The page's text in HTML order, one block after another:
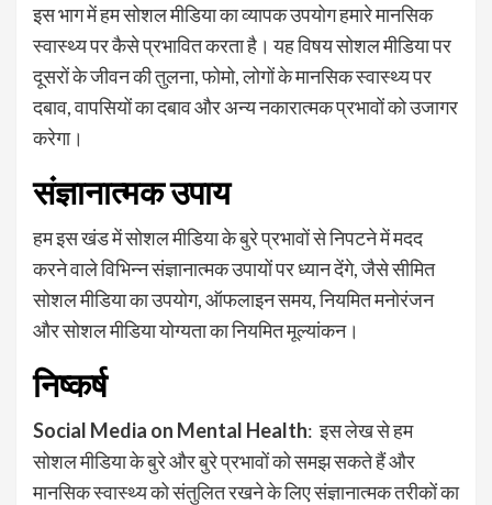
इस भाग में हम सोशल मीडिया का व्यापक उपयोग हमारे मानसिक
स्वास्थ्य पर कैसे प्रभावित करता है। यह विषय सोशल मीडिया पर
दूसरों के जीवन की तुलना, फोमो, लोगों के मानसिक स्वास्थ्य पर
दबाव, वापसियों का दबाव और अन्य नकारात्मक प्रभावों को उजागर
करेगा।
संज्ञानात्मक उपाय
हम इस खंड में सोशल मीडिया के बुरे प्रभावों से निपटने में मदद
करने वाले विभिन्न संज्ञानात्मक उपायों पर ध्यान देंगे, जैसे सीमित
सोशल मीडिया का उपयोग, ऑफलाइन समय, नियमित मनोरंजन
और सोशल मीडिया योग्यता का नियमित मूल्यांकन।
निष्कर्ष
Social Media on Mental Health: इस लेख से हम
सोशल मीडिया के बुरे और बुरे प्रभावों को समझ सकते हैं और
मानसिक स्वास्थ्य को संतुलित रखने के लिए संज्ञानात्मक तरीकों का